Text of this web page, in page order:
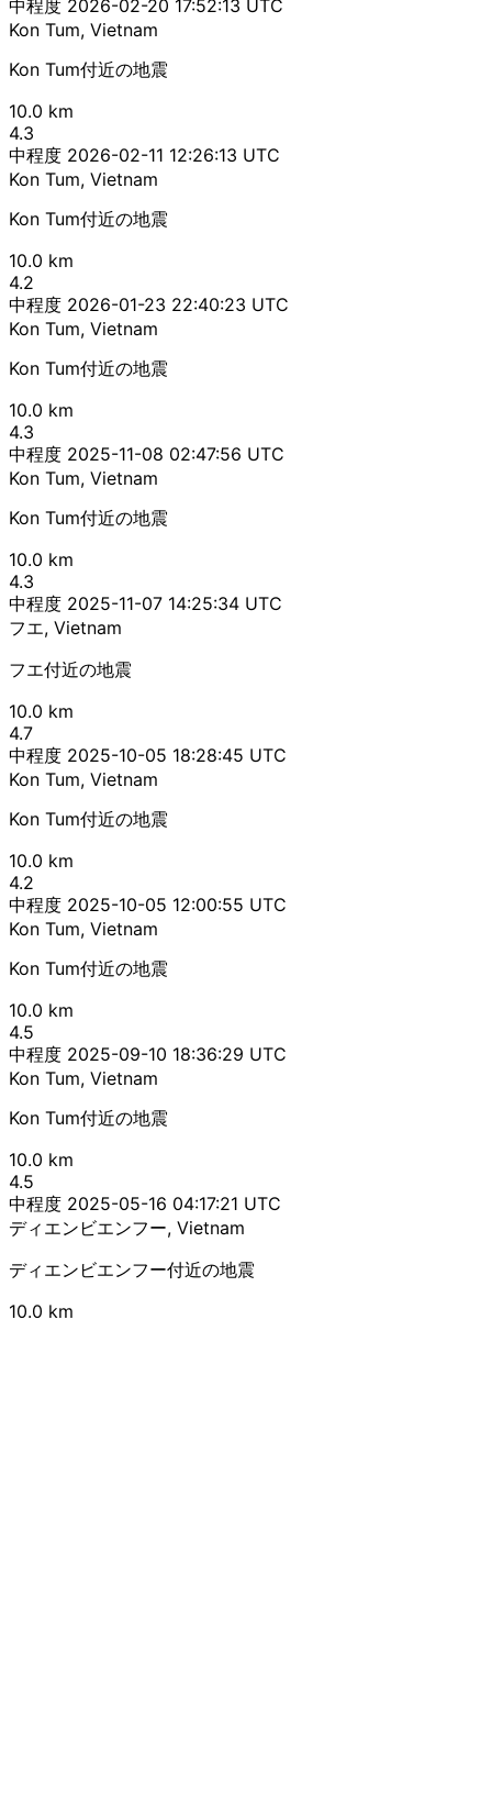
中程度 2026-02-20 17:52:13 UTC
Kon Tum, Vietnam
Kon Tum付近の地震
10.0 km
4.3
中程度 2026-02-11 12:26:13 UTC
Kon Tum, Vietnam
Kon Tum付近の地震
10.0 km
4.2
中程度 2026-01-23 22:40:23 UTC
Kon Tum, Vietnam
Kon Tum付近の地震
10.0 km
4.3
中程度 2025-11-08 02:47:56 UTC
Kon Tum, Vietnam
Kon Tum付近の地震
10.0 km
4.3
中程度 2025-11-07 14:25:34 UTC
フエ, Vietnam
フエ付近の地震
10.0 km
4.7
中程度 2025-10-05 18:28:45 UTC
Kon Tum, Vietnam
Kon Tum付近の地震
10.0 km
4.2
中程度 2025-10-05 12:00:55 UTC
Kon Tum, Vietnam
Kon Tum付近の地震
10.0 km
4.5
中程度 2025-09-10 18:36:29 UTC
Kon Tum, Vietnam
Kon Tum付近の地震
10.0 km
4.5
中程度 2025-05-16 04:17:21 UTC
ディエンビエンフー, Vietnam
ディエンビエンフー付近の地震
10.0 km